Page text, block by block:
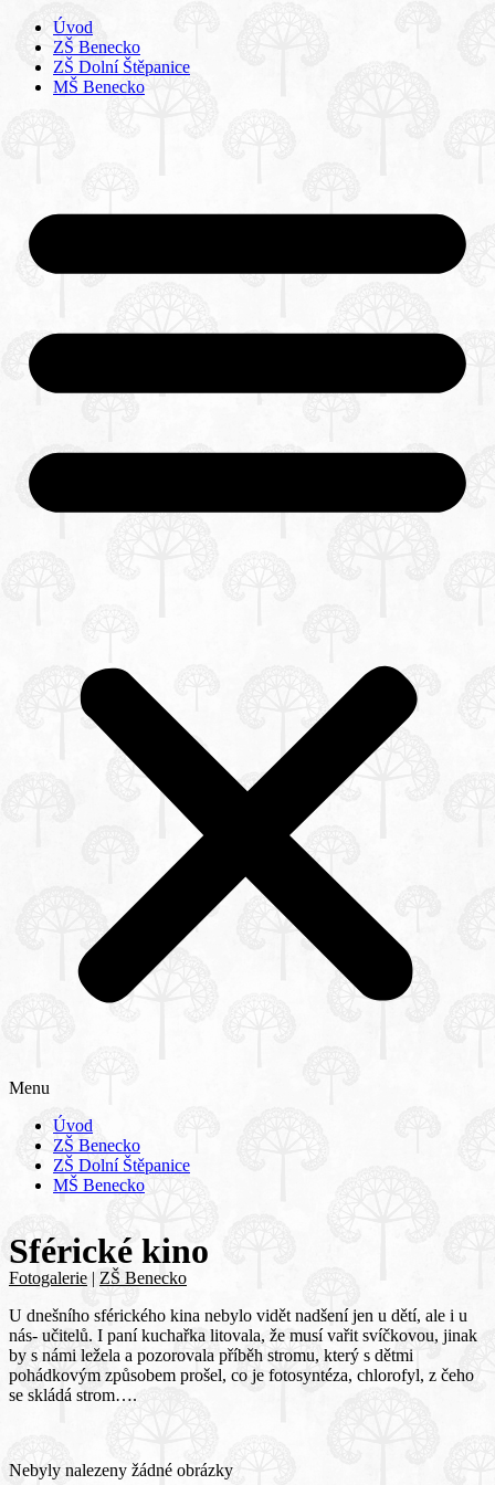
Úvod
ZŠ Benecko
ZŠ Dolní Štěpanice
MŠ Benecko
Menu
Úvod
ZŠ Benecko
ZŠ Dolní Štěpanice
MŠ Benecko
Sférické kino
Fotogalerie | ZŠ Benecko
U dnešního sférického kina nebylo vidět nadšení jen u dětí, ale i u
nás- učitelů. I paní kuchařka litovala, že musí vařit svíčkovou, jinak
by s námi ležela a pozorovala příběh stromu, který s dětmi
pohádkovým způsobem prošel, co je fotosyntéza, chlorofyl, z čeho
se skládá strom….
Nebyly nalezeny žádné obrázky